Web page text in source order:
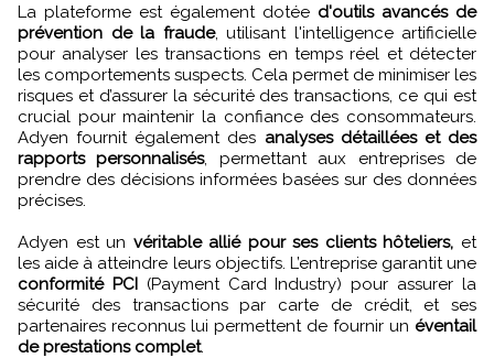
La plateforme est également dotée d'outils avancés de
prévention de la fraude, utilisant l'intelligence artificielle
pour analyser les transactions en temps réel et détecter
les comportements suspects. Cela permet de minimiser les
risques et d’assurer la sécurité des transactions, ce qui est
crucial pour maintenir la confiance des consommateurs.
Adyen fournit également des analyses détaillées et des
rapports personnalisés, permettant aux entreprises de
prendre des décisions informées basées sur des données
précises.
Adyen est un véritable allié pour ses clients hôteliers, et
les aide à atteindre leurs objectifs. L’entreprise garantit une
conformité PCI(Payment Card Industry) pour assurer la
sécurité des transactions par carte de crédit, et ses
partenaires reconnus lui permettent de fournir un éventail
de prestations complet.